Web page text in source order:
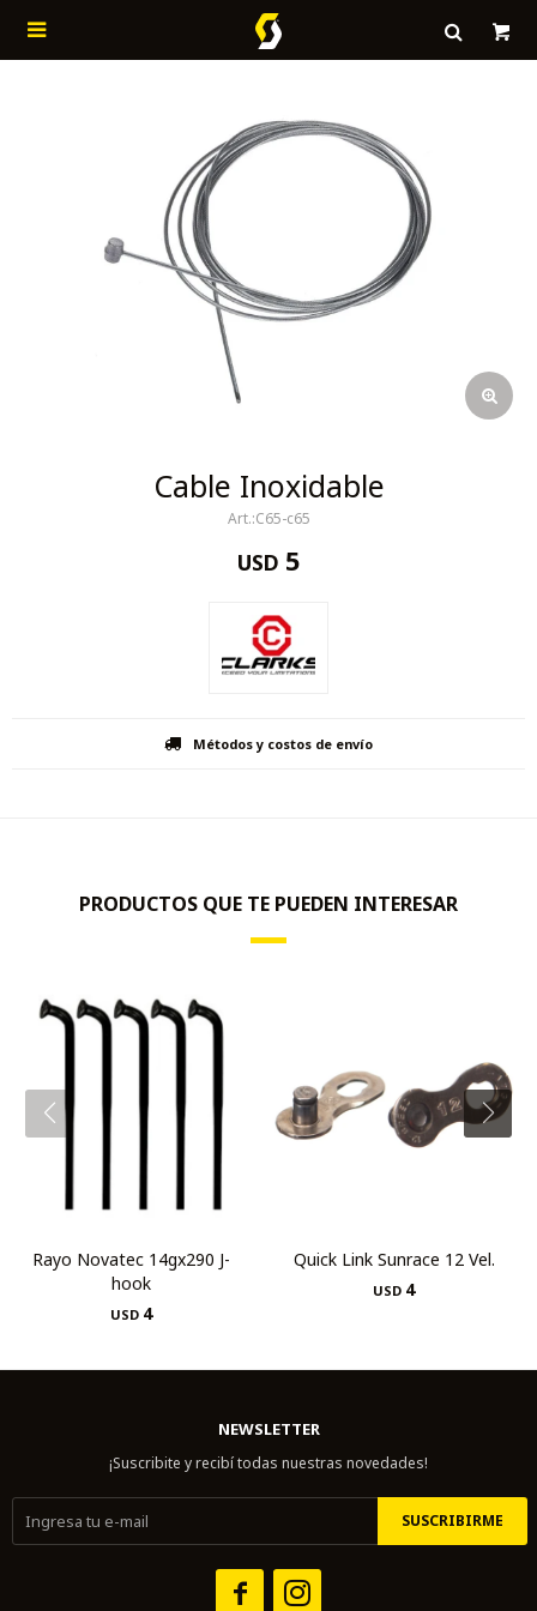

Cable Inoxidable
C65-c65
USD 5
Métodos y costos de envío
PRODUCTOS QUE TE PUEDEN INTERESAR
Rayo Novatec 14gx290 J-
hook
USD 4
Quick Link Sunrace 12 Vel.
USD 4
NEWSLETTER
¡Suscribite y recibí todas nuestras novedades!
SUSCRIBIRME
 